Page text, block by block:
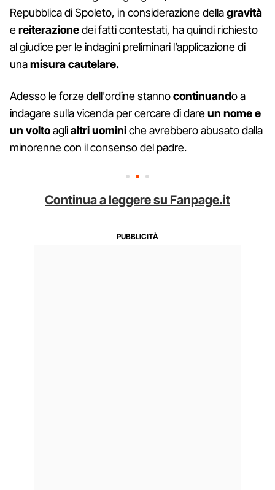
Repubblica di Spoleto, in considerazione dellagravità
ereiterazionedei fatti contestati, ha quindi richiesto
al giudice per le indagini preliminari l’applicazione di
unamisura cautelare.
Adesso le forze dell'ordine stannocontinuando a
indagare sulla vicenda per cercare di dareun nome e
un voltoaglialtri uominiche avrebbero abusato dalla
minorenne con il consenso del padre.
Continua a leggere su Fanpage.it